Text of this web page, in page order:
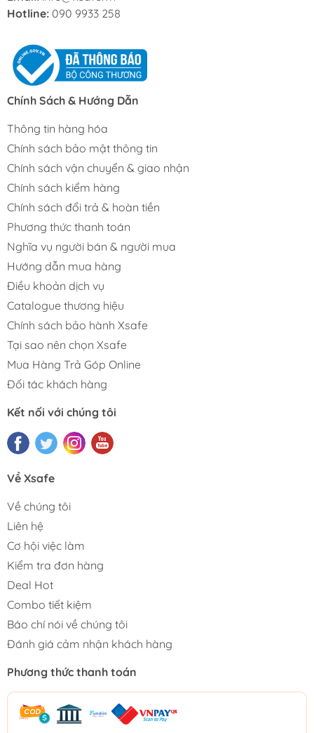
Hotline: 090 9933 258
Chính Sách & Hướng Dẫn
Thông tin hàng hóa
Chính sách bảo mật thông tin
Chính sách vận chuyển & giao nhận
Chính sách kiểm hàng
Chính sách đổi trả & hoàn tiền
Phương thức thanh toán
Nghĩa vụ người bán & người mua
Hướng dẫn mua hàng
Điều khoản dịch vụ
Catalogue thương hiệu
Chính sách bảo hành Xsafe
Tại sao nên chọn Xsafe
Mua Hàng Trả Góp Online
Đối tác khách hàng
Kết nối với chúng tôi
Về Xsafe
Về chúng tôi
Liên hệ
Cơ hội việc làm
Kiểm tra đơn hàng
Deal Hot
Combo tiết kiệm
Báo chí nói về chúng tôi
Đánh giá cảm nhận khách hàng
Phương thức thanh toán